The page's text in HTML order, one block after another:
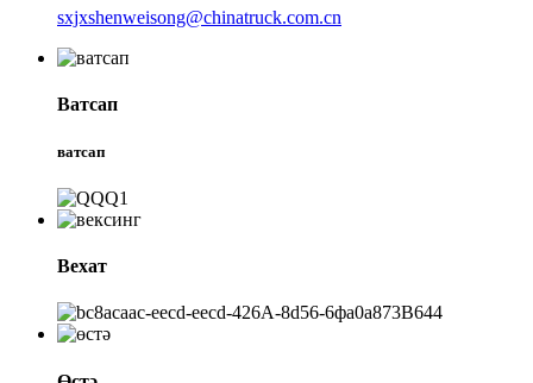
sxjxshenweisong@chinatruck.com.cn
Ватсап
ватсап
Вехат